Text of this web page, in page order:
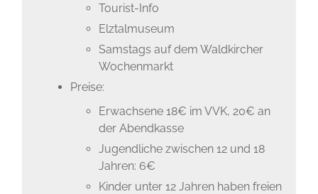
Tourist-Info
Elztalmuseum
Samstags auf dem Waldkircher
Wochenmarkt
Preise:
Erwachsene 18€ im VVK, 20€ an
der Abendkasse
Jugendliche zwischen 12 und 18
Jahren: 6€
Kinder unter 12 Jahren haben freien